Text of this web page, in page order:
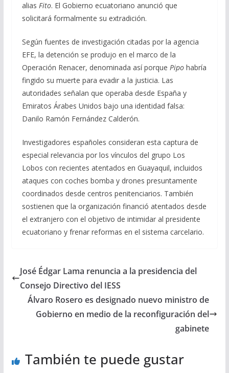
alias Fito. El Gobierno ecuatoriano anunció que
solicitará formalmente su extradición.
Según fuentes de investigación citadas por la agencia
EFE, la detención se produjo en el marco de la
Operación Renacer, denominada así porque Pipohabría
fingido su muerte para evadir a la justicia. Las
autoridades señalan que operaba desde España y
Emiratos Árabes Unidos bajo una identidad falsa:
Danilo Ramón Fernández Calderón.
Investigadores españoles consideran esta captura de
especial relevancia por los vínculos del grupo Los
Lobos con recientes atentados en Guayaquil, incluidos
ataques con coches bomba y drones presuntamente
coordinados desde centros penitenciarios. También
sostienen que la organización financió atentados desde
el extranjero con el objetivo de intimidar al presidente
ecuatoriano y frenar reformas en el sistema carcelario.
José Édgar Lama renuncia a la presidencia del
Consejo Directivo del IESS
Álvaro Rosero es designado nuevo ministro de
Gobierno en medio de la reconfiguración del
gabinete
También te puede gustar